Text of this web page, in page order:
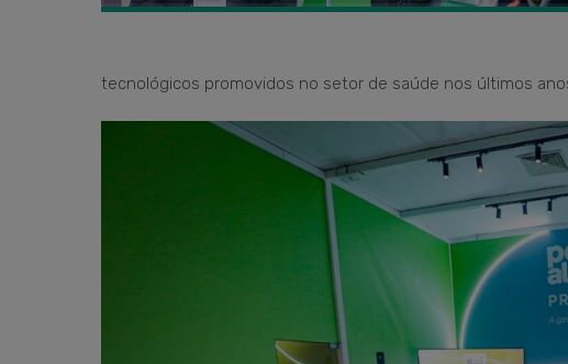
tecnológicos promovidos no setor de saúde nos últimos